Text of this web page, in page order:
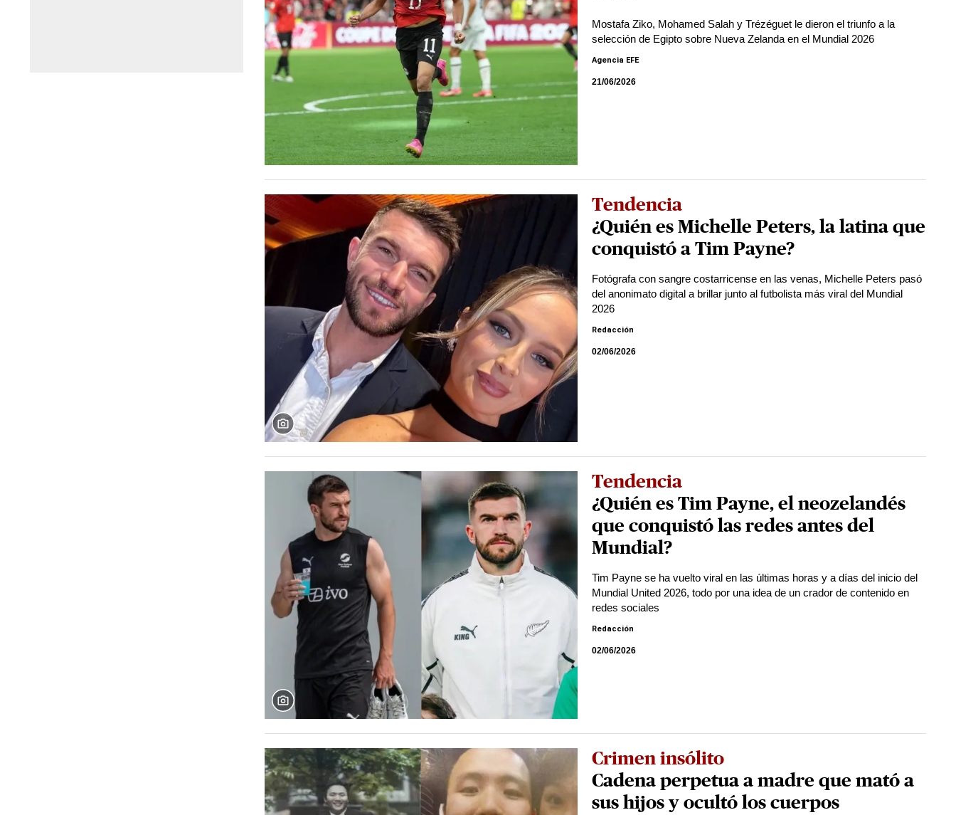
Mostafa Ziko, Mohamed Salah y Trézéguet le dieron el triunfo a la
selección de Egipto sobre Nueva Zelanda en el Mundial 2026
Agencia EFE
21/06/2026
Tendencia
¿Quién es Michelle Peters, la latina que
conquistó a Tim Payne?
Fotógrafa con sangre costarricense en las venas, Michelle Peters pasó
del anonimato digital a brillar junto al futbolista más viral del Mundial
2026
Redacción
02/06/2026
Tendencia
¿Quién es Tim Payne, el neozelandés
que conquistó las redes antes del
Mundial?
Tim Payne se ha vuelto viral en las últimas horas y a días del inicio del
Mundial United 2026, todo por una idea de un crador de contenido en
redes sociales
Redacción
02/06/2026
Crimen insólito
Cadena perpetua a madre que mató a
sus hijos y ocultó los cuerpos